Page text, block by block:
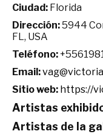
Ciudad: Florida
Dirección:5944
FL, USA
Teléfono:
Email:
Sitio web: https://
Artistas
Artistas de la